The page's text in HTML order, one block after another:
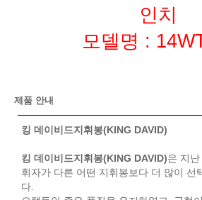
인치
모델명 :
제품 안내
킹 데이비드지휘봉(KING DAVID)
킹 데이비드지휘봉(KING DAVID)은 지
휘자가 다른 어떤 지휘봉보다 더 많이 선
다.